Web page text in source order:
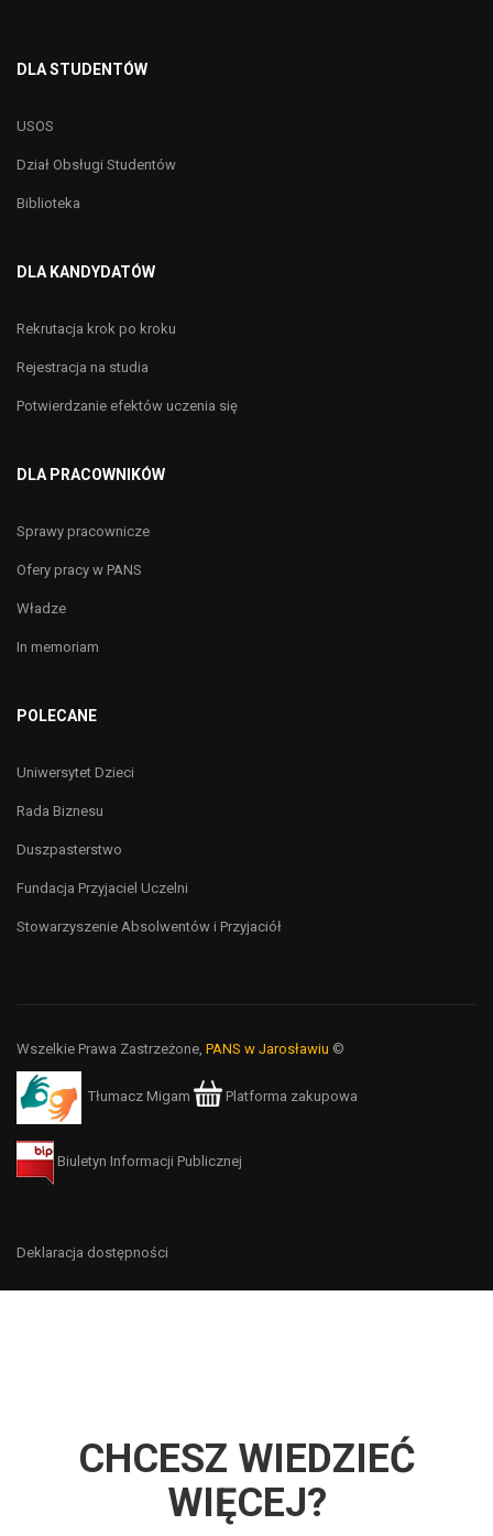
DLA STUDENTÓW
USOS
Dział Obsługi Studentów
Biblioteka
DLA KANDYDATÓW
Rekrutacja krok po kroku
Rejestracja na studia
Potwierdzanie efektów uczenia się
DLA PRACOWNIKÓW
Sprawy pracownicze
Ofery pracy w PANS
Władze
In memoriam
POLECANE
Uniwersytet Dzieci
Rada Biznesu
Duszpasterstwo
Fundacja Przyjaciel Uczelni
Stowarzyszenie Absolwentów i Przyjaciół
Wszelkie Prawa Zastrzeżone, PANS w Jarosławiu ©
Tłumacz Migam Platforma zakupowa
Biuletyn Informacji Publicznej
Deklaracja dostępności
CHCESZ WIEDZIEĆ
WIĘCEJ?